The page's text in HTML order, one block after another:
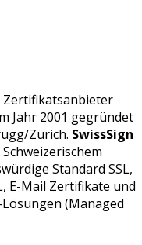
Zertifikatsanbieter
Jahr 2001 gegründet
Zürich. SwissSign
Standard SSL,
E-Mail Zertifikate und
(Managed